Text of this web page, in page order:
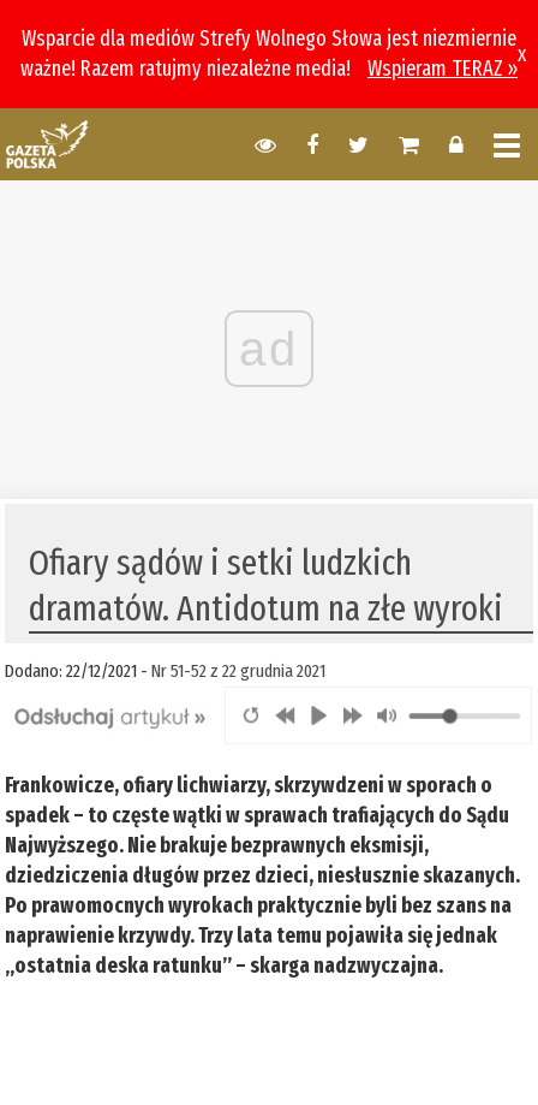
Wsparcie dla mediów Strefy Wolnego Słowa jest niezmiernie
ważne! Razem ratujmy niezależne media!
Wspieram TERAZ »
x
ad
Ofiary sądów i setki ludzkich
dramatów. Antidotum na złe wyroki
Dodano: 22/12/2021 -Nr 51-52 z 22 grudnia 2021
Frankowicze, ofiary lichwiarzy, skrzywdzeni w sporach o
spadek – to częste wątki w sprawach trafiających do Sądu
Najwyższego. Nie brakuje bezprawnych eksmisji,
dziedziczenia długów przez dzieci, niesłusznie skazanych.
Po prawomocnych wyrokach praktycznie byli bez szans na
naprawienie krzywdy. Trzy lata temu pojawiła się jednak
„ostatnia deska ratunku” – skarga nadzwyczajna.